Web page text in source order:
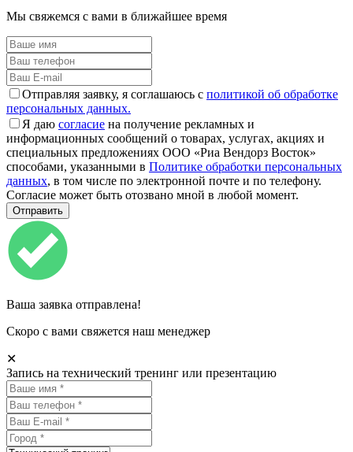
Мы свяжемся с вами в ближайшее время
Отправляя заявку, я соглашаюсь с политикой об обработке
персональных данных.
Я даю согласие на получение рекламных и
информационных сообщений о товарах, услугах, акциях и
специальных предложениях ООО «Риа Вендорз Восток»
способами, указанными в Политике обработки персональных
данных, в том числе по электронной почте и по телефону.
Согласие может быть отозвано мной в любой момент.
Ваша заявка отправлена!
Скоро с вами свяжется наш менеджер
✕
Запись на технический тренинг или презентацию